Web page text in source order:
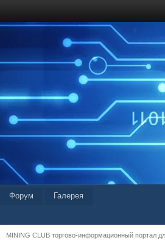
Форум Галерея
MINING CLUB торгово-информационный портал